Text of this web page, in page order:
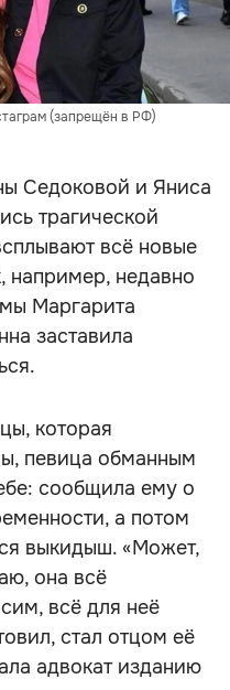
(запрещён в РФ)
Седоковой и Яниса
трагической
всё новые
например, недавно
Маргарита
заставила
которая
певица обманным
сообщила ему о
а потом
выкидыш. «Может,
она всё
всё для неё
стал отцом её
адвокат изданию